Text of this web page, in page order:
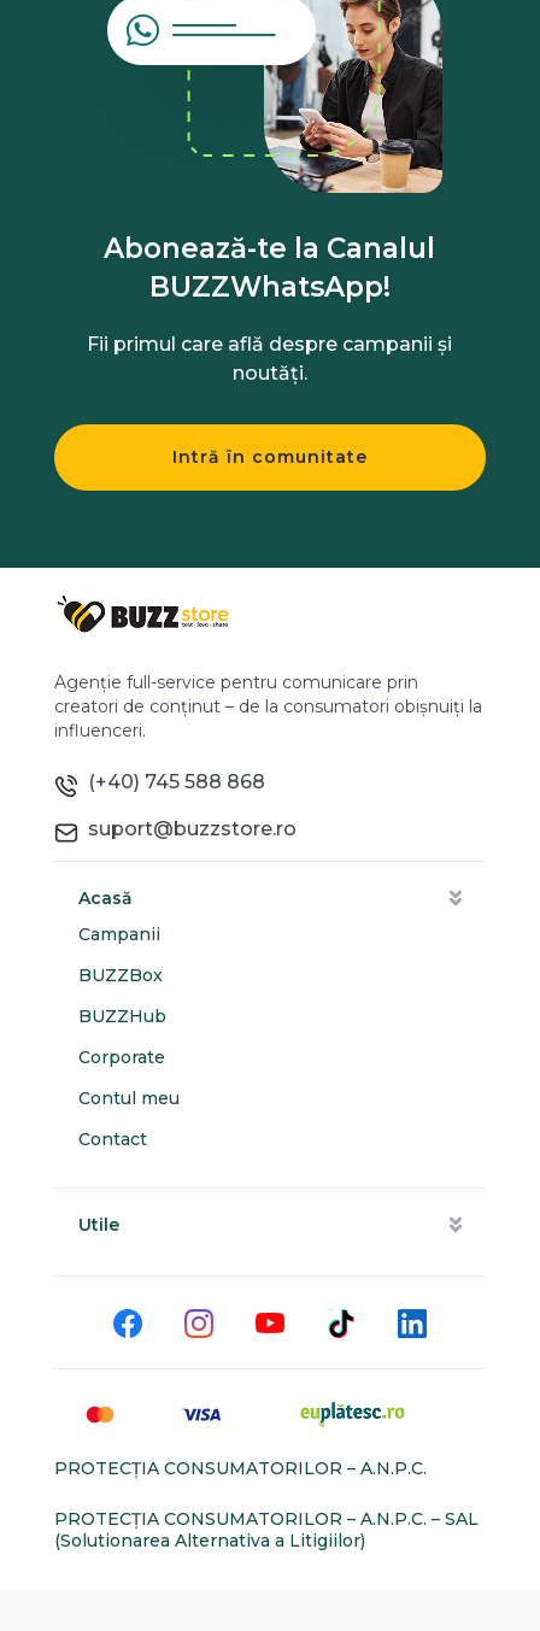
Abonează-te la Canalul
BUZZWhatsApp!
Fii primul care află despre campanii și
noutăți.
Intră în comunitate
Agenție full-service pentru comunicare prin
creatori de conținut – de la consumatori obișnuiți la
influenceri.
(+40) 745 588 868
suport@buzzstore.ro
Acasă
Campanii
BUZZBox
BUZZHub
Corporate
Contul meu
Contact
Utile
PROTECŢIA CONSUMATORILOR – A.N.P.C.
PROTECŢIA CONSUMATORILOR – A.N.P.C. – SAL
(Solutionarea Alternativa a Litigiilor)